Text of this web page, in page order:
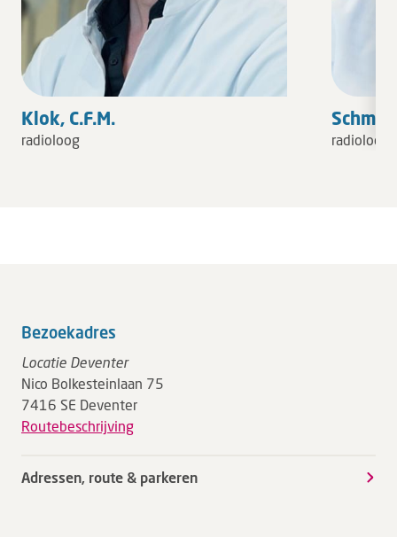
Klok, C.F.M.
radioloog radioloog
Bezoekadres
Locatie Deventer
Nico Bolkesteinlaan 75
7416 SE Deventer
Routebeschrijving
Adressen, route & parkeren